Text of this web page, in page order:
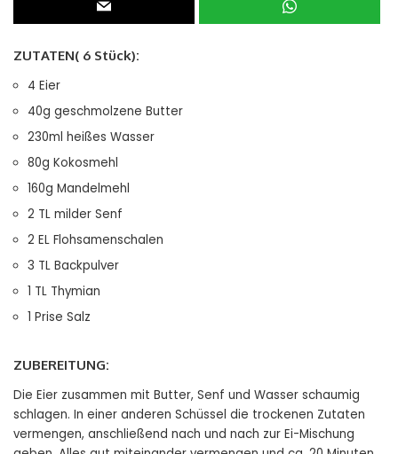
ZUTATEN( 6 Stück):
4 Eier
40g geschmolzene Butter
230ml heißes Wasser
80g Kokosmehl
160g Mandelmehl
2 TL milder Senf
2 EL Flohsamenschalen
3 TL Backpulver
1 TL Thymian
1 Prise Salz
ZUBEREITUNG:
Die Eier zusammen mit Butter, Senf und Wasser schaumig
schlagen. In einer anderen Schüssel die trockenen Zutaten
vermengen, anschließend nach und nach zur Ei-Mischung